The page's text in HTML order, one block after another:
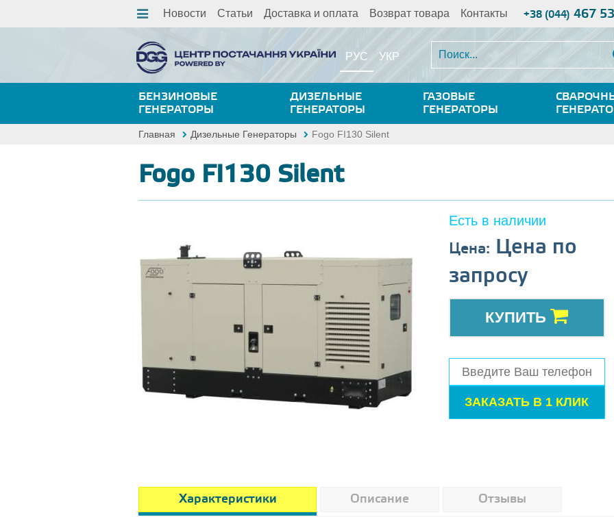
Новости Статьи Доставка и оплата Возврат товара Контакты +38 (044) 467
РУС УКР
БЕНЗИНОВЫЕ
ГЕНЕРАТОРЫ
ДИЗЕЛЬНЫЕ
ГЕНЕРАТОРЫ
ГАЗОВЫЕ
ГЕНЕРАТОРЫ
Главная Дизельные Генераторы Fogo FI130 Silent
Fogo FI130 Silent
Есть в наличии
Цена: Цена по
запросу
КУПИТЬ
Характеристики Описание Отзывы